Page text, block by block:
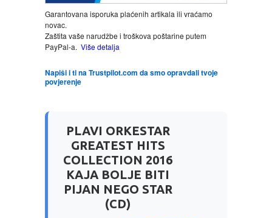
MITOLOGIJA
NAUČNA FANTASTIKA
POEZIJA
POPULARNA PSIHOLOGIJA
Garantovana isporuka plaćenih artikala ili vraćamo
novac.
Zaštita vaše narudžbe i troškova poštarine putem
PayPal-a. Više detalja
Napiši i ti na Trustpilot.com da smo opravdali tvoje
povjerenje
PLAVI ORKESTAR
GREATEST HITS
COLLECTION 2016
KAJA BOLJE BITI
PIJAN NEGO STAR
(CD)